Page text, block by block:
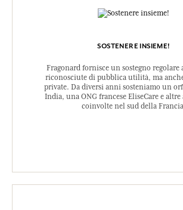
SOSTENERE INSIEME!
Fragonard fornisce un sostegno
riconosciute di pubblica utilità, ma
private. Da diversi anni sosteniamo un
India, una ONG francese EliseCare e altre
coinvolte nel sud della